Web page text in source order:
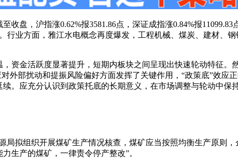
盘，沪指涨0.62%报3581.86点，深证成指涨0.84%报11099.83
行业方面，雅江水电概念再度爆发，工程机械、煤炭、建材、
资金活跃度显著提升，短期内板块之间呈现出快速轮动特征
外部扰动和提振风险偏好方面发挥了关键作用，“政策底”效应
。应充分认识到政策托底的长期意义，在市场调整与轮动中保
拟组织开展煤矿生产情况核查，煤矿应当按照均衡生产原则
生产的煤矿，一律责令停产整改”。